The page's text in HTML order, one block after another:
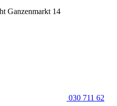
Ganzenmarkt 14
030 711 62